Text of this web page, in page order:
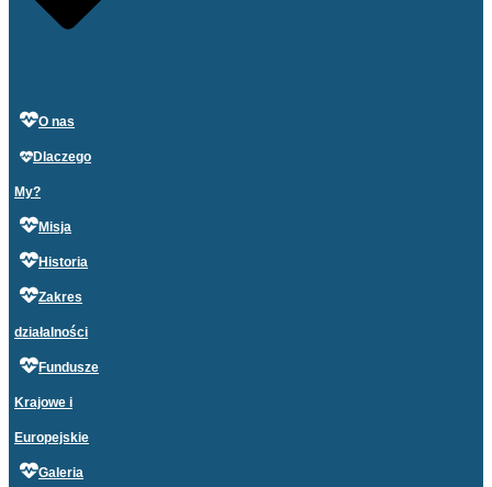
O nas
Dlaczego
My?
Misja
Historia
Zakres
działalności
Fundusze
Krajowe i
Europejskie
Galeria